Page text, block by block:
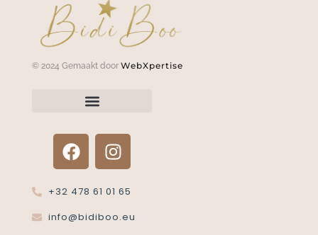
© 2024 Gemaakt door WebXpertise
+32 478 61 01 65
info@bidiboo.eu